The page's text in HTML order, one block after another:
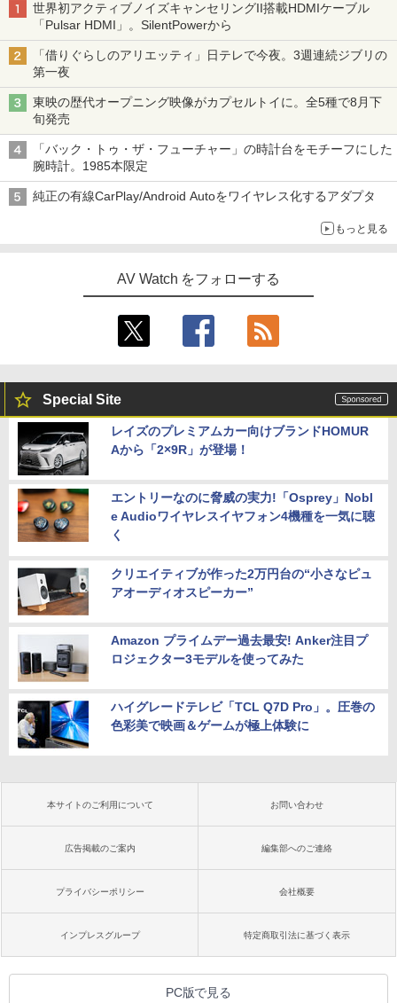
世界初アクティブノイズキャンセリングII搭載HDMIケーブル
「Pulsar HDMI」。SilentPowerから
「借りぐらしのアリエッティ」日テレで今夜。3週連続ジブリの
第一夜
東映の歴代オープニング映像がカプセルトイに。全5種で8月下
旬発売
「バック・トゥ・ザ・フューチャー」の時計台をモチーフにした
腕時計。1985本限定
純正の有線CarPlay/Android Autoをワイヤレス化するアダプタ
もっと見る
AV Watch をフォローする
Special Site
レイズのプレミアムカー向けブランドHOMUR
Aから「2×9R」が登場！
エントリーなのに脅威の実力!「Osprey」Nobl
e Audioワイヤレスイヤフォン4機種を一気に聴
く
クリエイティブが作った2万円台の“小さなピュ
アオーディオスピーカー”
Amazon プライムデー過去最安! Anker注目プ
ロジェクター3モデルを使ってみた
ハイグレードテレビ「TCL Q7D Pro」。圧巻の
色彩美で映画＆ゲームが極上体験に
本サイトのご利用について お問い合わせ
広告掲載のご案内 編集部へのご連絡
プライバシーポリシー 会社概要
インプレスグループ 特定商取引法に基づく表示
PC版で見る